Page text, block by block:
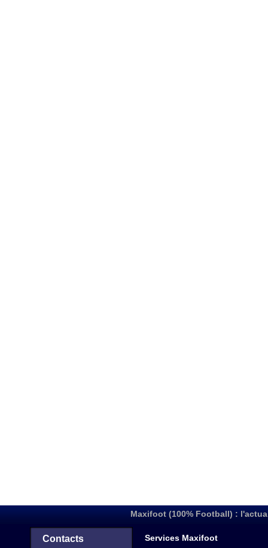
Maxifoot (100% Football) :
Contacts Services Maxifoot